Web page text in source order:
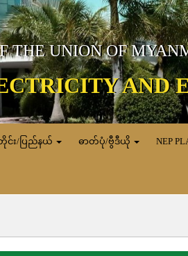
THE UNION OF
AND
င်း/ပြည်နယ် ဓာတ်ပုံ/ဗွီဒီယို NEP